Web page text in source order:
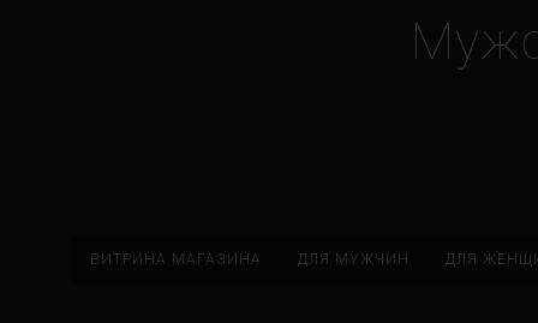
ВИТРИНА МАГАЗИНА ДЛЯ МУЖЧИН ДЛЯ